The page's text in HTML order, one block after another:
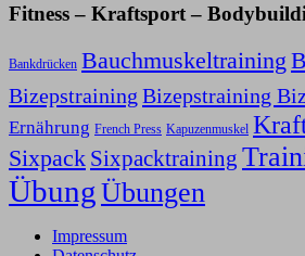
Fitness – Kraftsport –
Bankdrücken Bauchmuskeltraining
Bizepstraining Bizepstraining
Ernährung French Press Kapuzenmuskel
Sixpack Sixpacktraining
ÜbungÜbungen
Impressum